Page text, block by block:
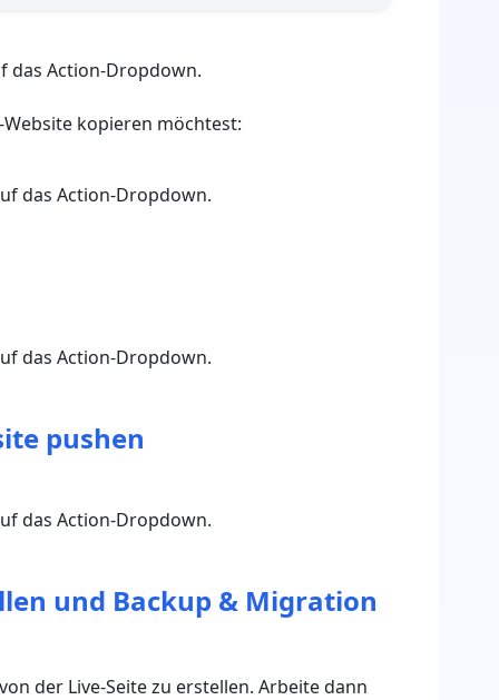
das Action-Dropdown.
kopieren möchtest:
das Action-Dropdown.
das Action-Dropdown.
pushen
das Action-Dropdown.
und Backup & Migration
der Live-Seite zu erstellen. Arbeite dann